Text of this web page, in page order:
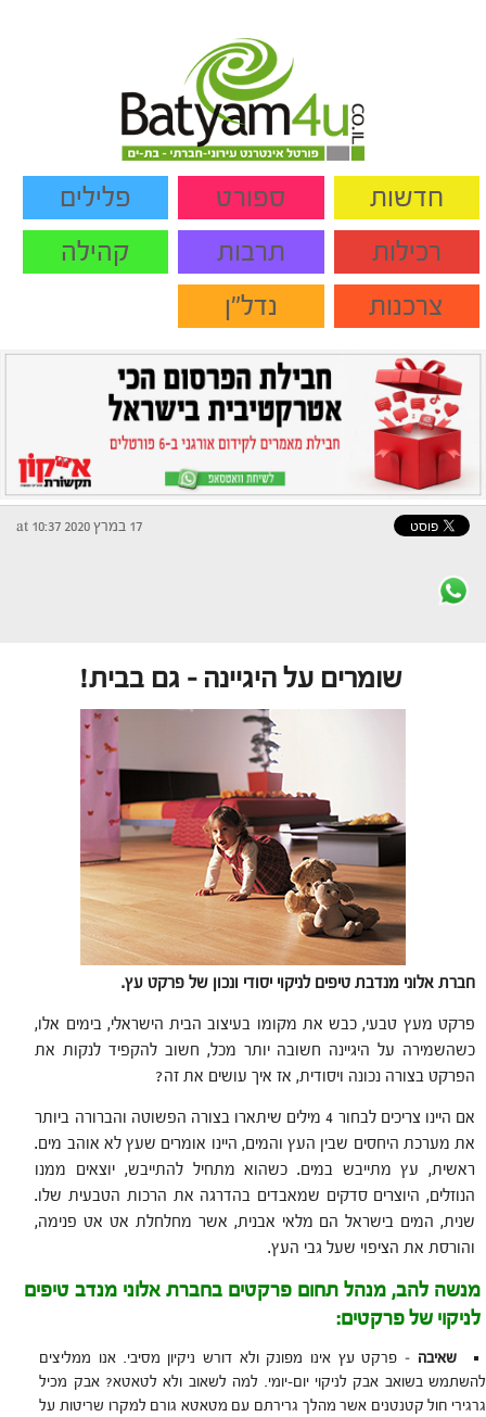
חדשות ספורט
פלילים
רכילות
תרבות
קהילה
צרכנות
נדל"ן
17 במרץ 2020 at 10:37
שומרים על היגיינה – גם בבית!
חברת אלוני מנדבת טיפים לניקוי יסודי ונכון של פרקט עץ.
פרקט מעץ טבעי, כבש את מקומו בעיצוב הבית הישראלי, בימים אלו,
כשהשמירה על היגיינה חשובה יותר מכל, חשוב להקפיד לנקות את
הפרקט בצורה נכונה ויסודית, אז איך עושים את זה?
אם היינו צריכים לבחור 4 מילים שיתארו בצורה הפשוטה והברורה ביותר
את מערכת היחסים שבין העץ והמים, היינו אומרים שעץ לא אוהב מים.
ראשית, עץ מתייבש במים. כשהוא מתחיל להתייבש, יוצאים ממנו
הנוזלים, היוצרים סדקים שמאבדים בהדרגה את הרכות הטבעית שלו.
שנית, המים בישראל הם מלאי אבנית, אשר מחלחלת אט אט פנימה,
והורסת את הציפוי שעל גבי העץ.
מנשה להב, מנהל תחום פרקטים בחברת אלוני מנדב טיפים
לניקוי של פרקטים:
שאיבה – פרקט עץ אינו מפונק ולא דורש ניקיון מסיבי. אנו ממליצים
להשתמש בשואב אבק לניקוי יום-יומי. למה לשאוב ולא לטאטא? אבק מכיל
גרגירי חול קטנטנים אשר מהלך גרירתם עם מטאטא גורם למקרו שריטות על